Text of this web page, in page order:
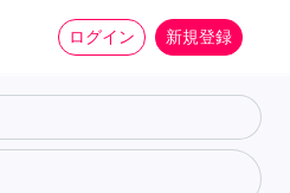
ログイン 新規登録